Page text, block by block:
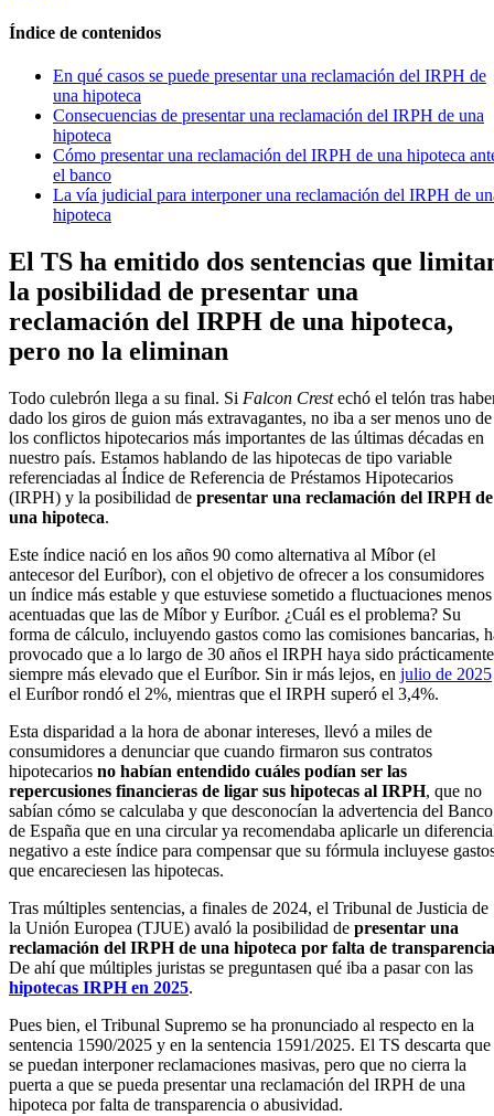
Índice de contenidos
En qué casos se puede presentar una reclamación del IRPH de
una hipoteca
Consecuencias de presentar una reclamación del IRPH de una
hipoteca
Cómo presentar una reclamación del IRPH de una hipoteca
el banco
La vía judicial para interponer una reclamación del IRPH de
hipoteca
El TS ha emitido dos sentencias que
la posibilidad de presentar una
reclamación del IRPH de una hipoteca,
pero no la eliminan
Todo culebrón llega a su final. Si Falcon Crestechó el telón tras
dado los giros de guion más extravagantes, no iba a ser menos uno de
los conflictos hipotecarios más importantes de las últimas décadas en
nuestro país. Estamos hablando de las hipotecas de tipo variable
referenciadas al Índice de Referencia de Préstamos Hipotecarios
(IRPH) y la posibilidad de presentar una reclamación del IRPH de
una hipoteca.
Este índice nació en los años 90 como alternativa al Míbor (el
antecesor del Euríbor), con el objetivo de ofrecer a los consumidores
un índice más estable y que estuviese sometido a fluctuaciones menos
acentuadas que las de Míbor y Euríbor. ¿Cuál es el problema? Su
forma de cálculo, incluyendo gastos como las comisiones bancarias,
provocado que a lo largo de 30 años el IRPH haya sido prácticamente
siempre más elevado que el Euríbor. Sin ir más lejos, en julio de 2025
el Euríbor rondó el 2%, mientras que el IRPH superó el 3,4%.
Esta disparidad a la hora de abonar intereses, llevó a miles de
consumidores a denunciar que cuando firmaron sus contratos
hipotecarios no habían entendido cuáles podían ser las
repercusiones financieras de ligar sus hipotecas al IRPH, que no
sabían cómo se calculaba y que desconocían la advertencia del Banco
de España que en una circular ya recomendaba aplicarle un
negativo a este índice para compensar que su fórmula incluyese
que encareciesen las hipotecas.
Tras múltiples sentencias, a finales de 2024, el Tribunal de Justicia de
la Unión Europea (TJUE) avaló la posibilidad de presentar una
reclamación del IRPH de una hipoteca por falta de transparencia
De ahí que múltiples juristas se preguntasen qué iba a pasar con las
hipotecas IRPH en 2025.
Pues bien, el Tribunal Supremo se ha pronunciado al respecto en la
sentencia 1590/2025 y en la sentencia 1591/2025. El TS descarta que
se puedan interponer reclamaciones masivas, pero que no cierra la
puerta a que se pueda presentar una reclamación del IRPH de una
hipoteca por falta de transparencia o abusividad.